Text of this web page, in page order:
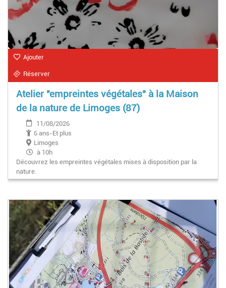
Ajouter
Réserver
Atelier "empreintes végétales" à la Maison
de la nature de Limoges (87)
11/08/2026
6 ans-Et plus
Limoges
à 10h
Découvrez les empreintes végétales mises à disposition par la
nature.